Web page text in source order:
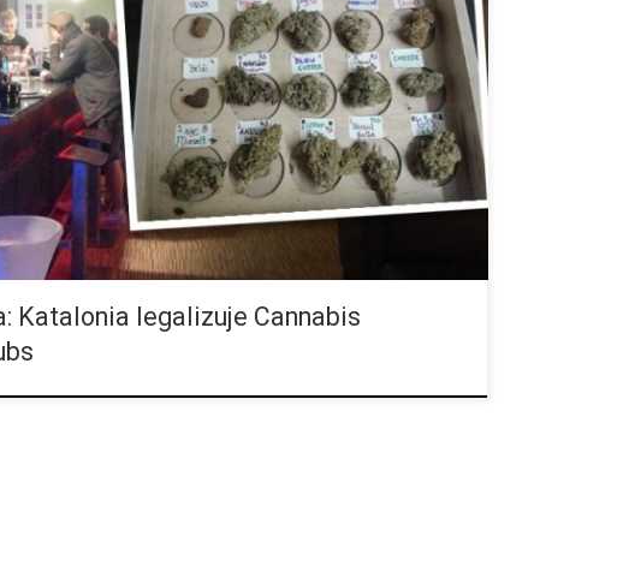
czyli kluby cannabisowe w Hiszpanii występują w liczbie
200 z nich jest w samej Barcelonie i jej okolicach, gdzie z resztą
Katalonia legalizuje Cannabis